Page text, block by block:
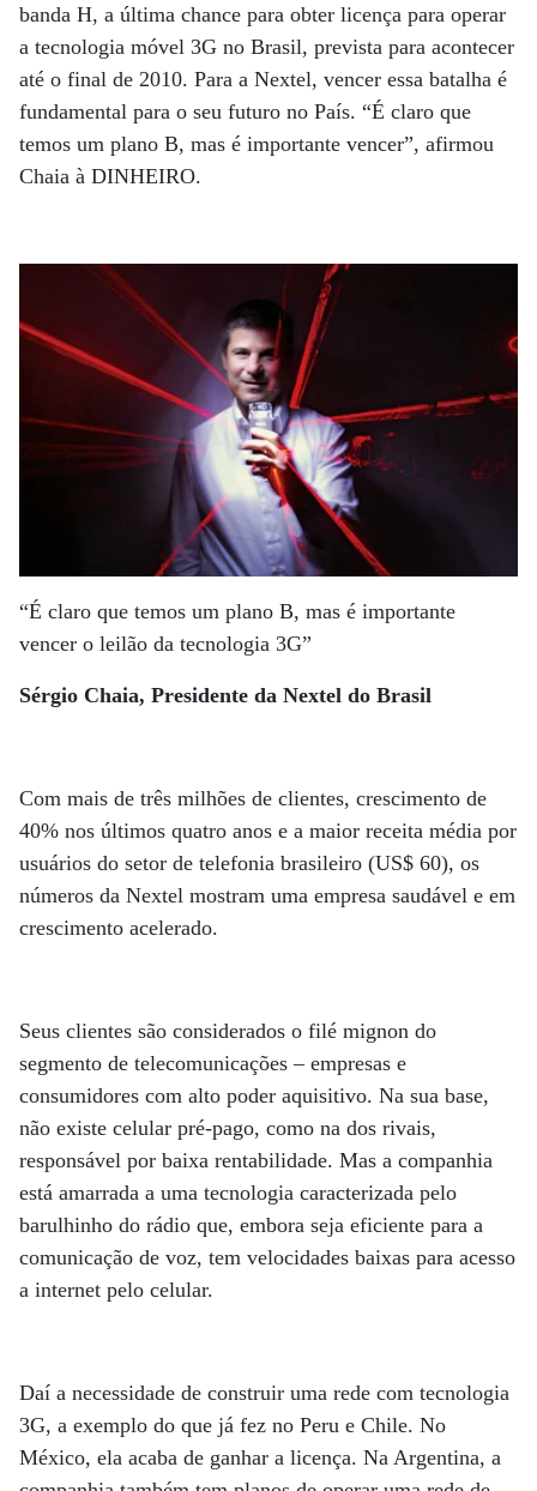
banda H, a última chance para obter licença para operar
a tecnologia móvel 3G no Brasil, prevista para acontecer
até o final de 2010. Para a Nextel, vencer essa batalha é
fundamental para o seu futuro no País. “É claro que
temos um plano B, mas é importante vencer”, afirmou
Chaia à DINHEIRO.
“É claro que temos um plano B, mas é importante
vencer o leilão da tecnologia 3G”
Sérgio Chaia, Presidente da Nextel do Brasil
Com mais de três milhões de clientes, crescimento de
40% nos últimos quatro anos e a maior receita média por
usuários do setor de telefonia brasileiro (US$ 60), os
números da Nextel mostram uma empresa saudável e em
crescimento acelerado.
Seus clientes são considerados o filé mignon do
segmento de telecomunicações – empresas e
consumidores com alto poder aquisitivo. Na sua base,
não existe celular pré-pago, como na dos rivais,
responsável por baixa rentabilidade. Mas a companhia
está amarrada a uma tecnologia caracterizada pelo
barulhinho do rádio que, embora seja eficiente para a
comunicação de voz, tem velocidades baixas para acesso
a internet pelo celular.
Daí a necessidade de construir uma rede com tecnologia
3G, a exemplo do que já fez no Peru e Chile. No
México, ela acaba de ganhar a licença. Na Argentina, a